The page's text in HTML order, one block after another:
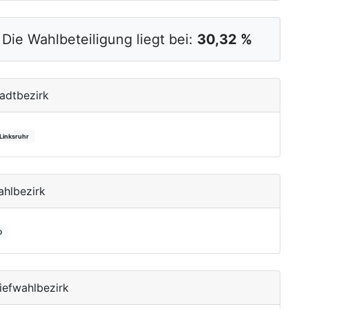
Die Wahlbeteiligung liegt bei: 30,32 %